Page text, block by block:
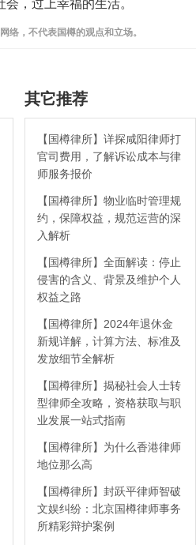
，过上幸福的生活。
络，不代表国樽的观点和立场。
其它推荐
【国樽律所】详探咸阳律师打
官司费用，了解诉讼成本与律
师服务报价
【国樽律所】物业临时管理规
约，保障权益，规范运营的深
入解析
【国樽律所】全面解读：停止
侵害的含义、背景及维护个人
权益之路
【国樽律所】2024年退休金
新规详解，计算方法、标准及
发放细节全解析
【国樽律所】揭秘社会人士转
型律师全攻略，资格获取与职
业发展一站式指南
【国樽律所】为什么香港律师
地位那么高
【国樽律所】封跃平律师智破
文娱纠纷：北京国樽律师事务
所精彩辩护案例